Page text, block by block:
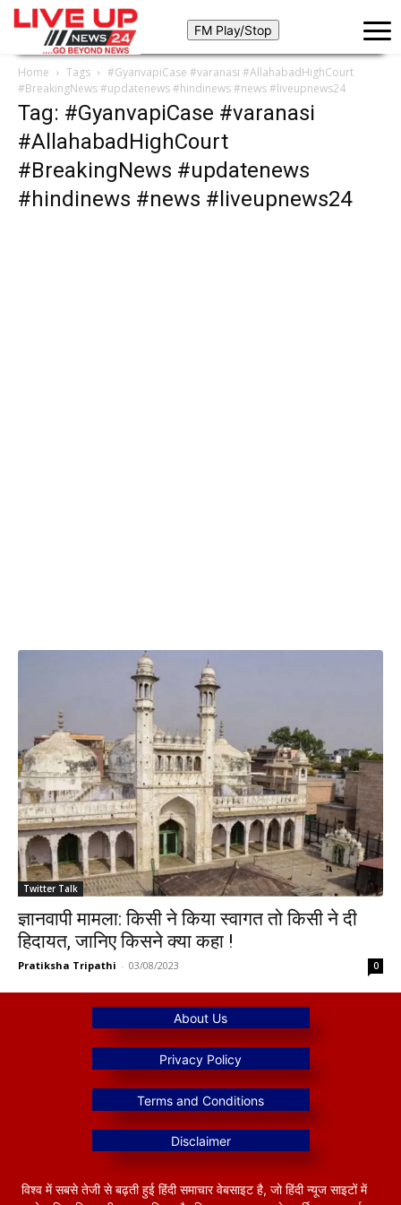
Home Tags
#GyanvapiCase #varanasi #AllahabadHighCourt
#BreakingNews #updatenews #hindinews #news #liveupnews24
Tag: #GyanvapiCase #varanasi
#AllahabadHighCourt
#BreakingNews #updatenews
#hindinews #news #liveupnews24
Twitter Talk
ज्ञानवापी मामला: किसी ने किया स्वागत तो किसी ने दी
हिदायत, जानिए किसने क्या कहा !
Pratiksha Tripathi - 03/08/2023 0
विश्व में सबसे तेजी से बढ़ती हुई हिंदी समाचार वेबसाइट है, जो हिंदी न्यूज साइटों में